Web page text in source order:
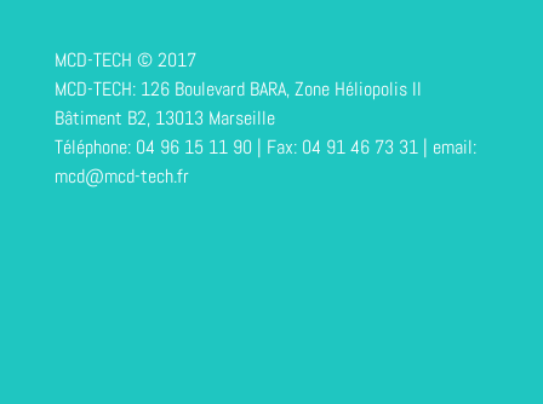
MCD-TECH © 2017
MCD-TECH: 126 Boulevard BARA, Zone Héliopolis II
Bâtiment B2, 13013 Marseille
Téléphone: 04 96 15 11 90 | Fax: 04 91 46 73 31 | email:
mcd@mcd-tech.fr